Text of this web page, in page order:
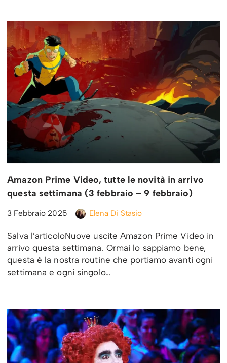
Amazon Prime Video, tutte le novità in arrivo
questa settimana (3 febbraio – 9 febbraio)
3 Febbraio 2025 Elena Di Stasio
Salva l’articoloNuove uscite Amazon Prime Video in
arrivo questa settimana. Ormai lo sappiamo bene,
questa è la nostra routine che portiamo avanti ogni
settimana e ogni singolo…